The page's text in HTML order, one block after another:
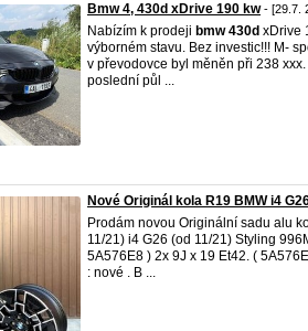
Bmw 4, 430d xDrive 190 kw- [29.7.
Nabízím k prodeji bmw 430d xDrive
výborném stavu. Bez investic!!! M-
v převodovce byl měněn při 238
poslední půl ...
Nové Originál kola R19 BMW i4
Prodám novou Originální sadu alu
11/21) i4 G26 (od 11/21) Styling
5A576E8 ) 2x 9J x 19 Et42. (
: nové . B ...